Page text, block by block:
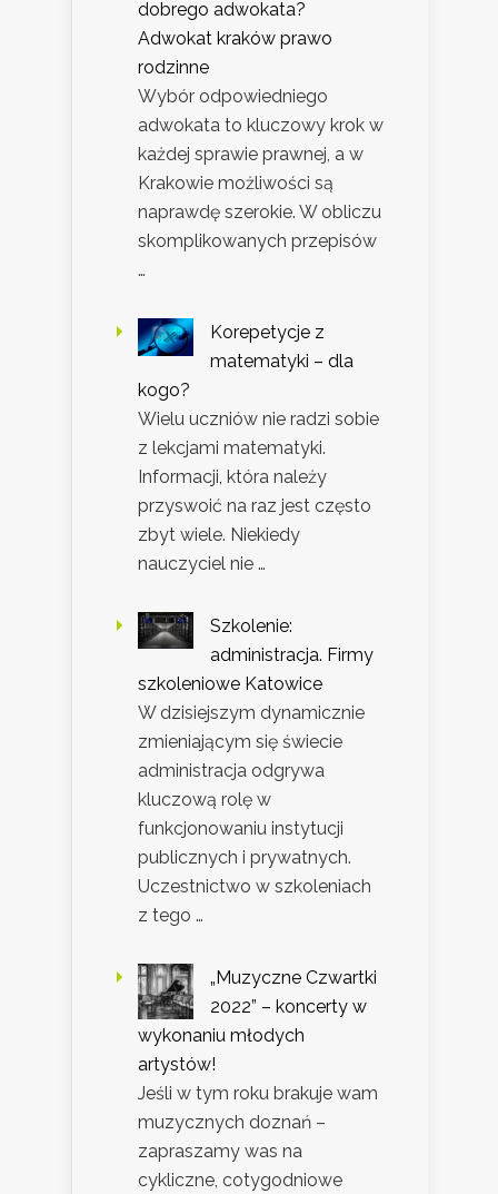
dobrego adwokata?
Adwokat kraków prawo
rodzinne
Wybór odpowiedniego
adwokata to kluczowy krok w
każdej sprawie prawnej, a w
Krakowie możliwości są
naprawdę szerokie. W obliczu
skomplikowanych przepisów
…
Korepetycje z
matematyki – dla
kogo?
Wielu uczniów nie radzi sobie
z lekcjami matematyki.
Informacji, która należy
przyswoić na raz jest często
zbyt wiele. Niekiedy
nauczyciel nie …
Szkolenie:
administracja. Firmy
szkoleniowe Katowice
W dzisiejszym dynamicznie
zmieniającym się świecie
administracja odgrywa
kluczową rolę w
funkcjonowaniu instytucji
publicznych i prywatnych.
Uczestnictwo w szkoleniach
z tego …
„Muzyczne Czwartki
2022” – koncerty w
wykonaniu młodych
artystów!
Jeśli w tym roku brakuje wam
muzycznych doznań –
zapraszamy was na
cykliczne, cotygodniowe